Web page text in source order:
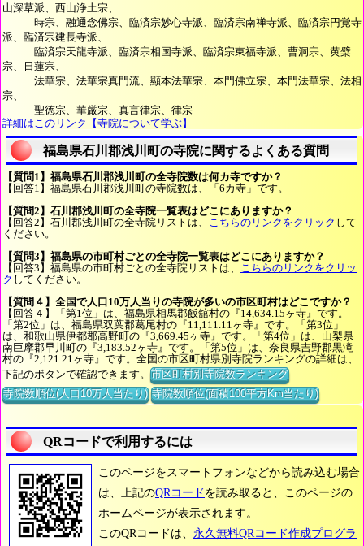
山深草派、西山浄土宗、
時宗、融通念佛宗、臨済宗妙心寺派、臨済宗南禅寺派、臨済宗円覚寺
派、臨済宗建長寺派、
臨済宗天龍寺派、臨済宗相国寺派、臨済宗東福寺派、曹洞宗、黄檗
宗、日蓮宗、
法華宗、法華宗真門流、顯本法華宗、本門佛立宗、本門法華宗、法相
宗、
聖徳宗、華厳宗、真言律宗、律宗
詳細はこのリンク【寺院について学ぶ】
福島県石川郡浅川町の寺院に関するよくある質問
【質問1】福島県石川郡浅川町の全寺院数は何カ寺ですか？
【回答1】福島県石川郡浅川町の寺院数は、「6カ寺」です。
【質問2】石川郡浅川町の全寺院一覧表はどこにありますか？
【回答2】石川郡浅川町の全寺院リストは、
こちらのリンクをクリック して
ください。
【質問3】福島県の市町村ごとの全寺院一覧表はどこにありますか？
【回答3】福島県の市町村ごとの全寺院リストは、
こちらのリンクをクリッ
ク してください。
【質問４】全国で人口10万人当りの寺院が多いの市区町村はどこですか？
【回答４】「第1位」は、福島県相馬郡飯舘村の『14,634.15ヶ寺』です。
「第2位」は、福島県双葉郡葛尾村の『11,111.11ヶ寺』です。「第3位」
は、和歌山県伊都郡高野町の『3,669.45ヶ寺』です。「第4位」は、山梨県
南巨摩郡早川町の『3,183.52ヶ寺』です。「第5位」は、奈良県吉野郡黒滝
村の『2,121.21ヶ寺』です。全国の市区町村県別寺院ランキングの詳細は、
下記のボタンで確認できます。市区町村別寺院数ランキング
寺院数順位(人口10万人当たり) 寺院数順位(面積100平方Km当たり)
QRコードで利用するには
このページをスマートフォンなどから読み込む場合
は、上記のQRコード を読み取ると、このページの
ホームページが表示されます。
このQRコードは、 永久無料QRコード作成プログラ